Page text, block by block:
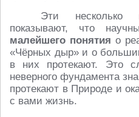
Эти несколько
показывают, что
малейшего понятия о
«Чёрных дыр» и о
в них протекают. Это
неверного фундамента
протекают в Природе и
с вами жизнь.